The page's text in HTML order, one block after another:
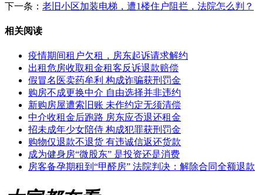
下一条： 老旧小区加装电梯，遭1楼住户阻拦，法院怎么判？
相关阅读
疫情期间租户欠租，房东起诉请求解约
出租危房收取租金租客反诉退款赔偿
假冒名医卖药牟利 构成诈骗获刑罚金
购房不成更换中介 自由选择并非违约
新购房屋遭索旧账 未作约定无须清偿
中介收租金后跑路 房东应否退还租金
招未成年少女陪侍 构成犯罪获刑罚金
购物仅退款不退货 有违诚信返还货款
成为健身房“微股东” 是投资还是消费
房客备孕期租到“甲醛房” 法院判决：解除合同全额退款